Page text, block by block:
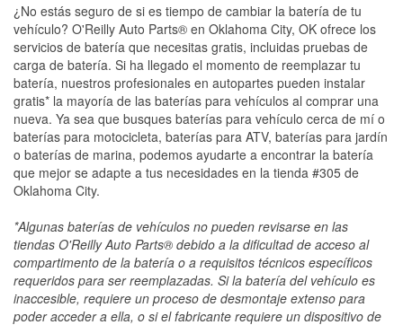
¿No estás seguro de si es tiempo de cambiar la batería de tu
vehículo? O'Reilly Auto Parts® en Oklahoma City, OK ofrece los
servicios de batería que necesitas gratis, incluidas pruebas de
carga de batería. Si ha llegado el momento de reemplazar tu
batería, nuestros profesionales en autopartes pueden instalar
gratis* la mayoría de las baterías para vehículos al comprar una
nueva. Ya sea que busques baterías para vehículo cerca de mí o
baterías para motocicleta, baterías para ATV, baterías para jardín
o baterías de marina, podemos ayudarte a encontrar la batería
que mejor se adapte a tus necesidades en la tienda #305 de
Oklahoma City.
*Algunas baterías de vehículos no pueden revisarse en las
tiendas O'Reilly Auto Parts® debido a la dificultad de acceso al
compartimento de la batería o a requisitos técnicos específicos
requeridos para ser reemplazadas. Si la batería del vehículo es
inaccesible, requiere un proceso de desmontaje extenso para
poder acceder a ella, o si el fabricante requiere un dispositivo de